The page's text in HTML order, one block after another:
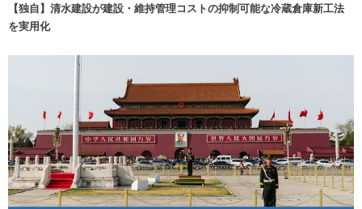
【独自】清水建設が建設・維持管理コストの抑制可能な冷蔵倉庫新工法
を実用化